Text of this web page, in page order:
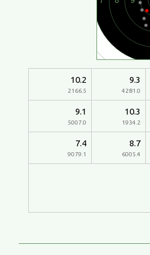
10.2
2166.5
9.3
4281.0
9.1
5007.0
10.3
1934.2
7.4
9079.1
8.7
6005.4